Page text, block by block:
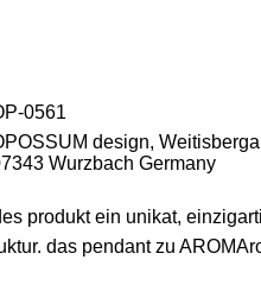
0561
design,
Wurzbach Germany
produkt ein unikat,
das pendant zu